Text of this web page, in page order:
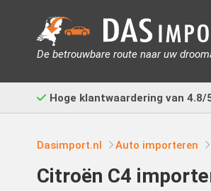
De betrouwbare route naar uw
Hoge klantwaardering van 4.8/
Dasimport.nl Auto importeren
Citroën C4